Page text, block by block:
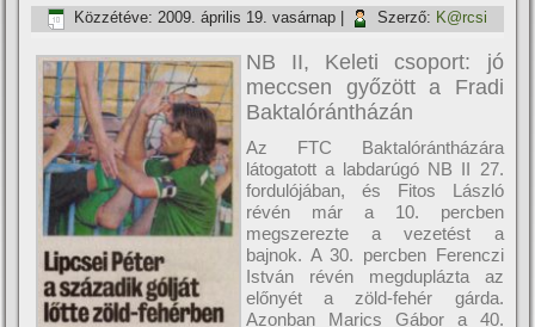
Közzétéve: 2009. április 19. vasárnap Szerző: K@rcsi
NB II, Keleti csoport: jó
meccsen győzött a Fradi
Baktalórántházán
Az FTC Baktalórántházára
látogatott a labdarúgó NB II 27.
fordulójában, és Fitos László
révén már a 10. percben
megszerezte a vezetést a
bajnok. A 30. percben Ferenczi
István révén megduplázta az
előnyét a zöld-fehér gárda.
Azonban Marics Gábor a 40.